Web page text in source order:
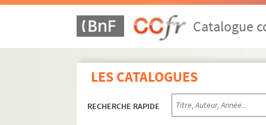
Catalogue
LES CATALOGUES
RECHERCHE RAPIDE